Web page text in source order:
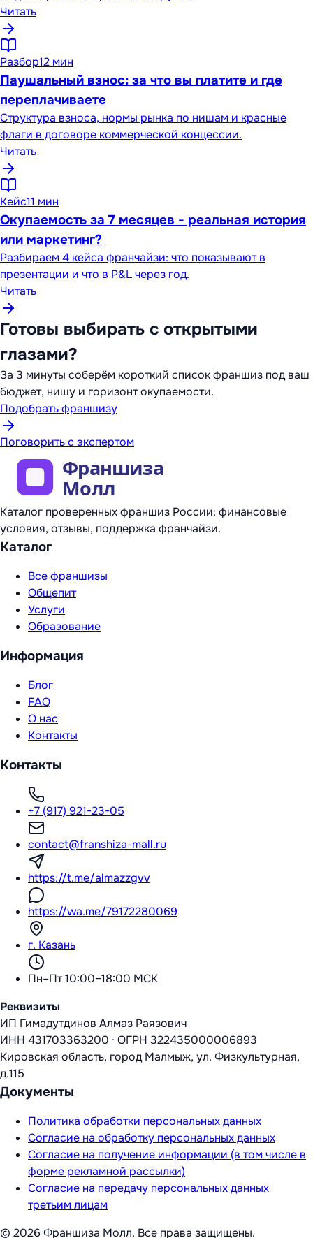
Читать
Разбор12 мин
Паушальный взнос: за что вы платите и где
переплачиваете
Структура взноса, нормы рынка по нишам и красные
флаги в договоре коммерческой концессии.
Читать
Кейс11 мин
Окупаемость за 7 месяцев - реальная история
или маркетинг?
Разбираем 4 кейса франчайзи: что показывают в
презентации и что в P&L через год.
Читать
Готовы выбирать с открытыми
глазами?
За 3 минуты соберём короткий список франшиз под ваш
бюджет, нишу и горизонт окупаемости.
Подобрать франшизу
Поговорить с экспертом
Каталог проверенных франшиз России: финансовые
условия, отзывы, поддержка франчайзи.
Каталог
Все франшизы
Общепит
Услуги
Образование
Информация
Блог
FAQ
О нас
Контакты
Контакты
+7 (917) 921-23-05
contact@franshiza-mall.ru
https://t.me/almazzgvv
https://wa.me/79172280069
г. Казань
Пн–Пт 10:00–18:00 МСК
Реквизиты
ИП Гимадутдинов Алмаз Раязович
ИНН 431703363200 · ОГРН 322435000006893
Кировская область, город Малмыж, ул. Физкультурная,
д.115
Документы
Политика обработки персональных данных
Согласие на обработку персональных данных
Согласие на получение информации (в том числе в
форме рекламной рассылки)
Согласие на передачу персональных данных
третьим лицам
© 2026 Франшиза Молл. Все права защищены.